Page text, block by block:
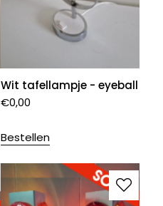
Wit tafellampje - eyeball
€0,00
Bestellen